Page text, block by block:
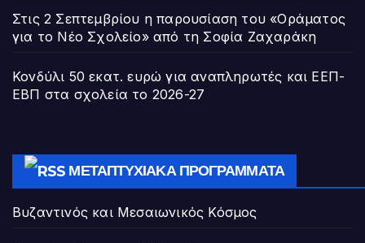
Στις 2 Σεπτεμβρίου η παρουσίαση του «Οράματος
για το Νέο Σχολείο» από τη Σοφία Ζαχαράκη
Κονδύλι 50 εκατ. ευρώ για αναπληρωτές και ΕΕΠ-
ΕΒΠ στα σχολεία το 2026-27
ΜΕΤΑΠΤΥΧΙΑΚΆ ΠΡΟΓΡΆΜΜΑΤΑ
Βυζαντινός και Μεσαιωνικός Κόσμος